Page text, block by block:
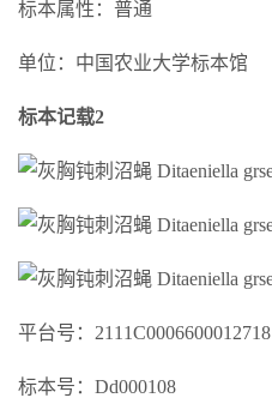
标本属性：普通
单位：中国农业大学标本馆
标本记载2
平台号：2111C0006600012718
标本号：Dd000108